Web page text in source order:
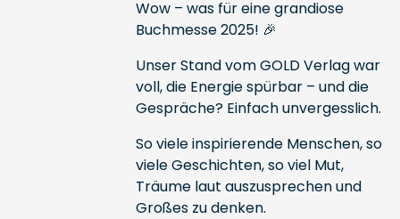
Wow – was für eine grandiose
Buchmesse 2025! 🎉
Unser Stand vom GOLD Verlag war
voll, die Energie spürbar – und die
Gespräche? Einfach unvergesslich.
So viele inspirierende Menschen, so
viele Geschichten, so viel Mut,
Träume laut auszusprechen und
Großes zu denken.